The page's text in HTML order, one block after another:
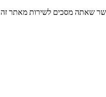
שאתה מסכים לשירות מאתר זה